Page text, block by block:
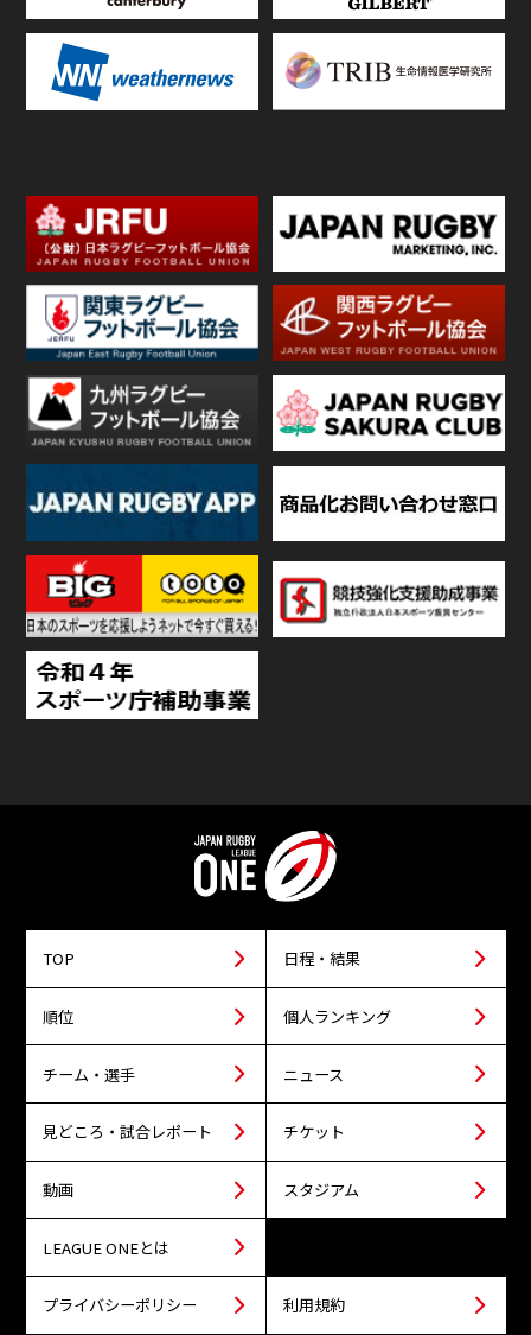
TOP 日程・結果
順位 個人ランキング
チーム・選手 ニュース
見どころ・試合レポート チケット
動画 スタジアム
LEAGUE ONEとは
プライバシーポリシー 利用規約